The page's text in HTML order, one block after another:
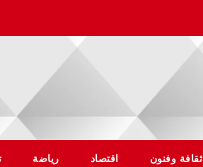
ثقافة وفنون اقتصاد رياضة